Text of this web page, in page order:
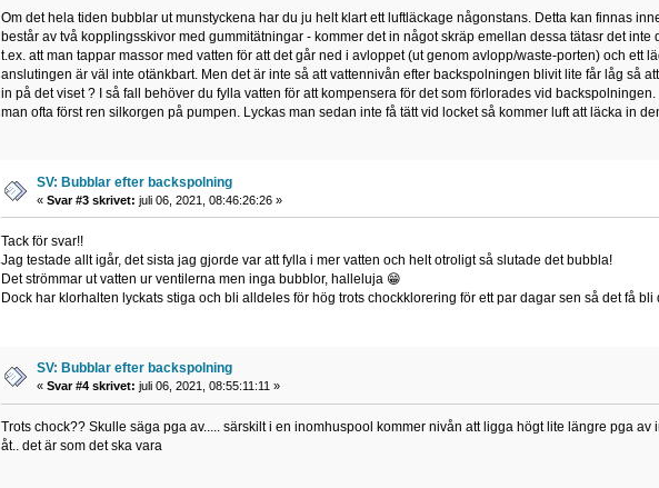
Om det hela tiden bubblar ut munstyckena har du ju helt klart ett luftläckage någonstans. Detta kan finnas
består av två kopplingsskivor med gummitätningar - kommer det in något skräp emellan dessa tätasr det inte
t.ex. att man tappar massor med vatten för att det går ned i avloppet (ut genom avlopp/waste-porten) och ett
anslutingen är väl inte otänkbart. Men det är inte så att vattennivån efter backspolningen blivit lite får låg så
in på det viset ? I så fall behöver du fylla vatten för att kompensera för det som förlorades vid
man ofta först ren silkorgen på pumpen. Lyckas man sedan inte få tätt vid locket så kommer luft att läcka in
SV: Bubblar efter backspolning
« Svar #3 skrivet: juli 06, 2021, 08:46:26:26 »
Tack för svar!!
Jag testade allt igår, det sista jag gjorde var att fylla i mer vatten och helt otroligt så slutade det bubbla!
Det strömmar ut vatten ur ventilerna men inga bubblor, halleluja 😁
Dock har klorhalten lyckats stiga och bli alldeles för hög trots chockklorering för ett par dagar sen så det få bli
SV: Bubblar efter backspolning
« Svar #4 skrivet: juli 06, 2021, 08:55:11:11 »
Trots chock?? Skulle säga pga av..... särskilt i en inomhuspool kommer nivån att ligga högt lite längre pga av
åt.. det är som det ska vara